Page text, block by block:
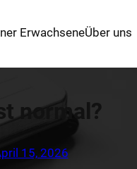
ErwachseneÜber uns
normal?
15, 2026